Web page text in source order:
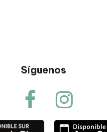
Síguenos